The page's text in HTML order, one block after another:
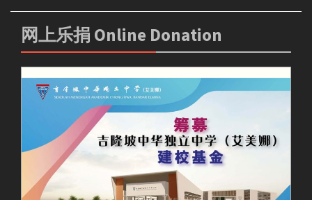
网上乐捐 Online Donation